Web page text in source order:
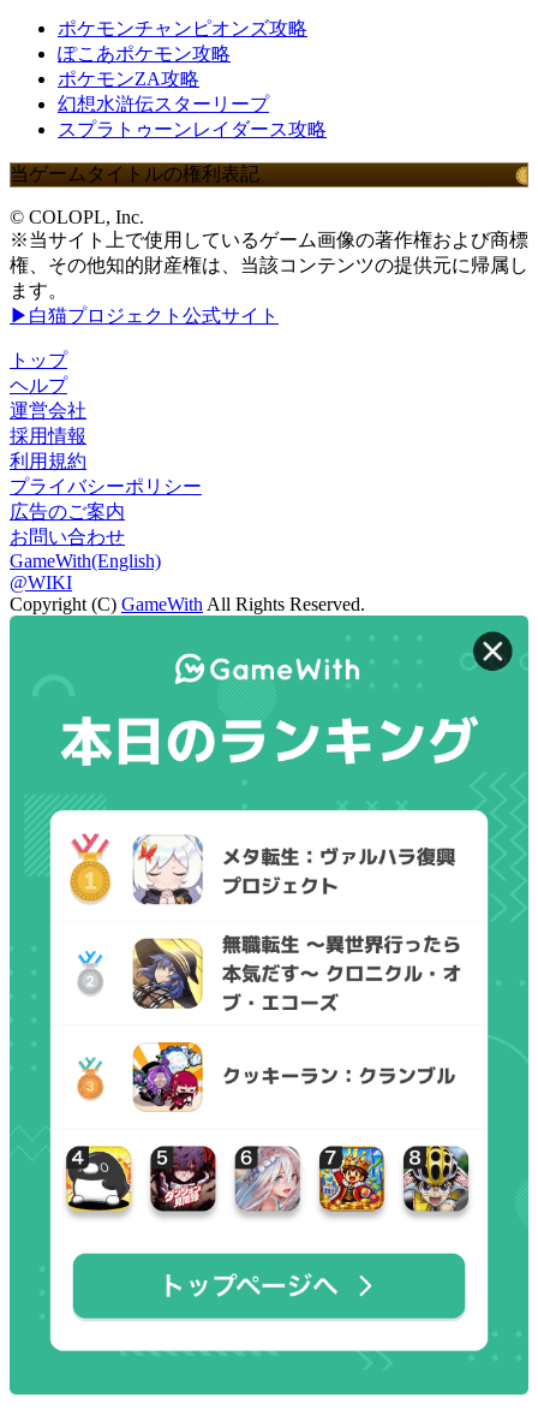
ポケモンチャンピオンズ攻略
ぽこあポケモン攻略
ポケモンZA攻略
幻想水滸伝スターリープ
スプラトゥーンレイダース攻略
当ゲームタイトルの権利表記
© COLOPL, Inc.
※当サイト上で使用しているゲーム画像の著作権および商標
権、その他知的財産権は、当該コンテンツの提供元に帰属し
ます。
▶白猫プロジェクト公式サイト
トップ
ヘルプ
運営会社
採用情報
利用規約
プライバシーポリシー
広告のご案内
お問い合わせ
GameWith(English)
@WIKI
Copyright (C) GameWith All Rights Reserved.